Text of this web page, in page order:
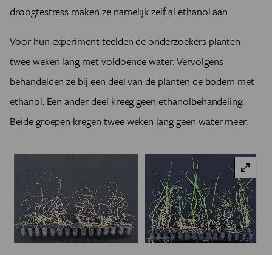
droogtestress maken ze namelijk zelf al ethanol aan.
Voor hun experiment teelden de onderzoekers planten
twee weken lang met voldoende water. Vervolgens
behandelden ze bij een deel van de planten de bodem met
ethanol. Een ander deel kreeg geen ethanolbehandeling.
Beide groepen kregen twee weken lang geen water meer.